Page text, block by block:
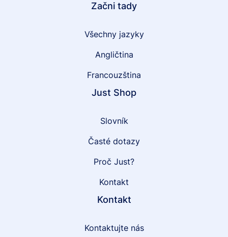
Začni tady
Všechny jazyky
Angličtina
Francouzština
Just Shop
Slovník
Časté dotazy
Proč Just?
Kontakt
Kontakt
Kontaktujte nás